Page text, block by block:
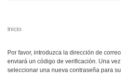
Inicio
Por favor, introduzca la dirección de
enviará un código de verificación. Una
seleccionar una nueva contraseña para